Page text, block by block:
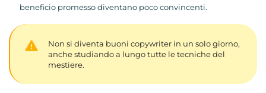
beneficio promesso diventano poco convincenti.
Non si diventa buoni copywriter in un solo giorno,
anche studiando a lungo tutte le tecniche del
mestiere.